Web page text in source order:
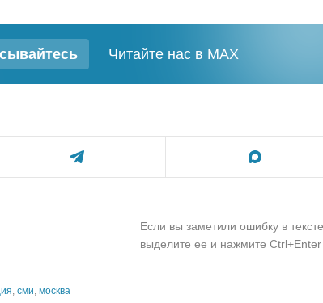
Читайте нас в MAX
Если вы заметили ошибку в тексте,
выделите ее и нажмите Ctrl+Enter
, сми, москва